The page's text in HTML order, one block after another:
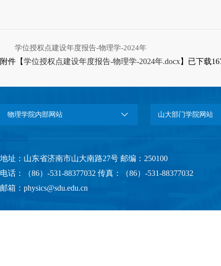
学位授权点建设年度报告-物理学-2024年
附件【学位授权点建设年度报告-物理学-2024年.docx】已下载
物理学院内部网站 山大部门学院网站
地址：山东省济南市山大南路27号 邮编：250100
电话：（86）-531-88377032 传真：（86）-531-88377032
邮箱：physics@sdu.edu.cn